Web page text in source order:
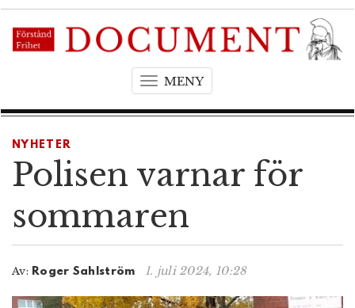
MENYT
g
e
g
NYHETER
Polisen varnar för
sommaren
Av: Roger Sahlström 1. juli 2024, 10:28